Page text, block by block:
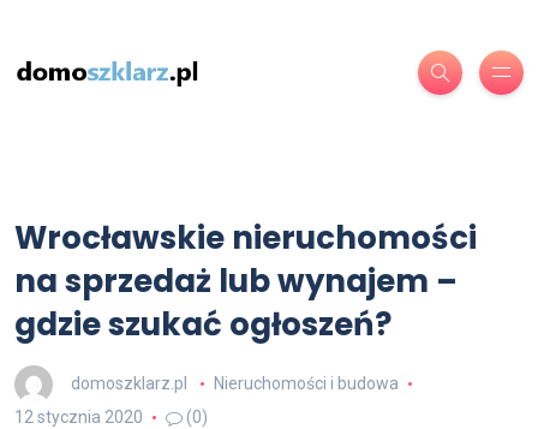
Wrocławskie nieruchomości
na sprzedaż lub wynajem –
gdzie szukać ogłoszeń?
domoszklarz.pl
Nieruchomości i budowa
12 stycznia 2020
(0)